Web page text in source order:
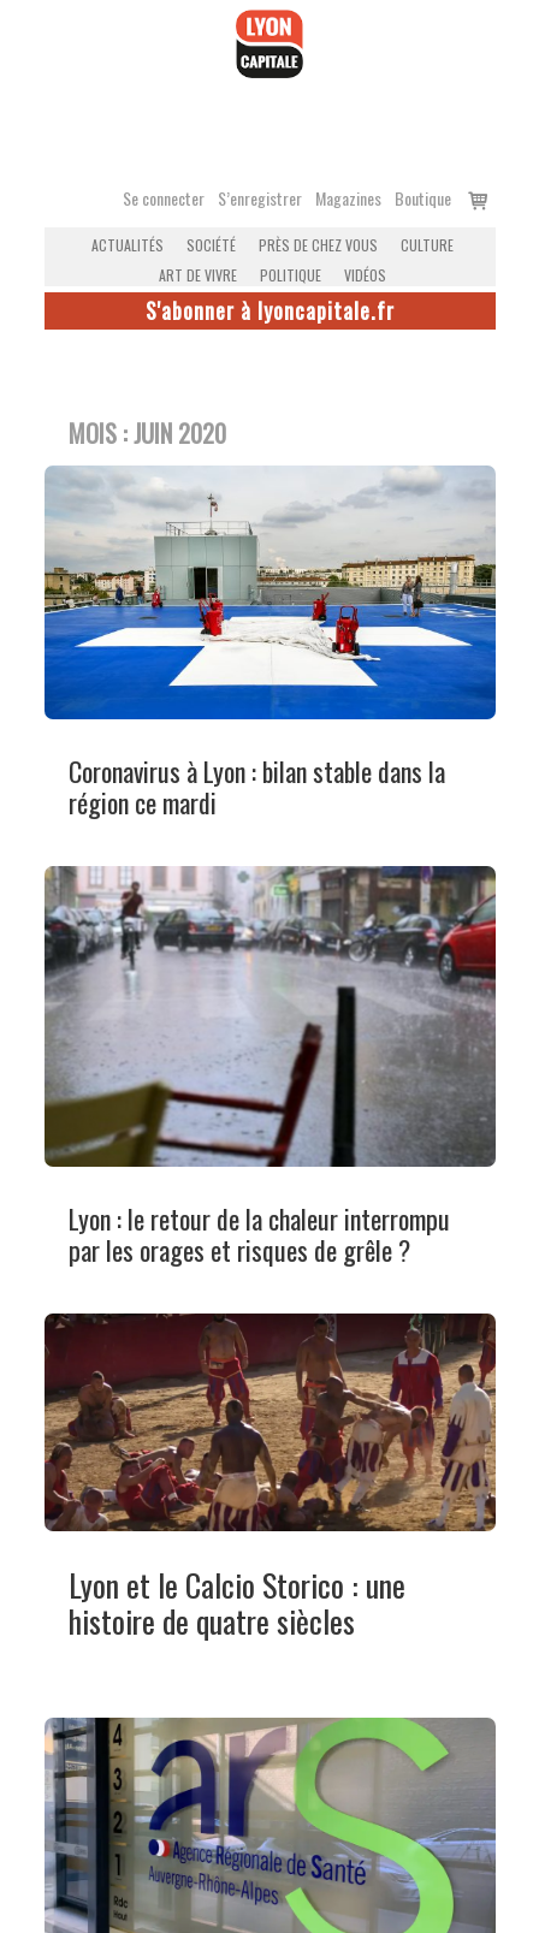
Se connecter S’enregistrer Magazines Boutique
Voir
ACTUALITÉS SOCIÉTÉ PRÈS DE CHEZ VOUS
CULTURE
ART DE VIVRE
POLITIQUE VIDÉOS
S'abonner à lyoncapitale.fr
MOIS :JUIN 2020
Coronavirus à Lyon : bilan stable dans la
région ce mardi
Lyon : le retour de la chaleur interrompu
par les orages et risques de grêle ?
Lyon et le Calcio Storico : une
histoire de quatre siècles